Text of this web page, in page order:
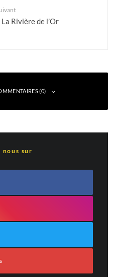
Rivière de l’Or
(0)
nous sur